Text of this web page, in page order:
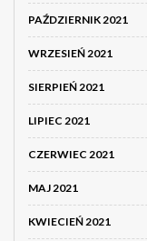
PAŹDZIERNIK 2021
WRZESIEŃ 2021
SIERPIEŃ 2021
LIPIEC 2021
CZERWIEC 2021
MAJ 2021
KWIECIEŃ 2021